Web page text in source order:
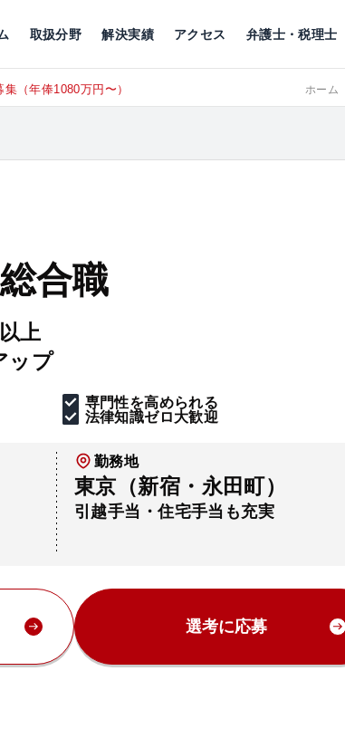
取扱分野 解決実績 アクセス 弁護士・税理士
（年俸1080万円〜） RECRUIT
合職
上
ップ
専門性を高められる
法律知識ゼロ大歓迎
勤務地
東京（新宿・永田町）
引越手当・住宅手当も充実
選考に応募
ホーム